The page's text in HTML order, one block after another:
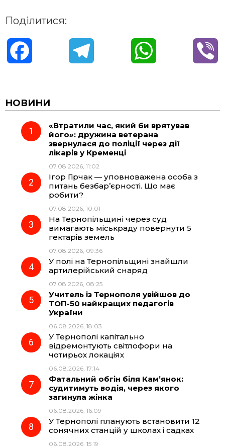
Поділитися:
c
e
o
k
e
g
r
m
t
A
p
НОВИНИ
«Втратили час, який би врятував
його»: дружина ветерана
звернулася до поліції через дії
лікарів у Кременці
07.08.2026, 11:02
Ігор Гірчак — уповноважена особа з
питань безбар’єрності. Що має
робити?
07.08.2026, 10:01
На Тернопільщині через суд
вимагають міськраду повернути 5
гектарів земель
07.08.2026, 09:36
У полі на Тернопільщині знайшли
артилерійський снаряд
07.08.2026, 08:25
Учитель із Тернополя увійшов до
ТОП-50 найкращих педагогів
України
06.08.2026, 18:03
У Тернополі капітально
відремонтують світлофори на
чотирьох локаціях
06.08.2026, 17:14
Фатальний обгін біля Кам’янок:
судитимуть водія, через якого
загинула жінка
06.08.2026, 16:09
У Тернополі планують встановити 12
сонячних станцій у школах і садках
06.08.2026, 15:19